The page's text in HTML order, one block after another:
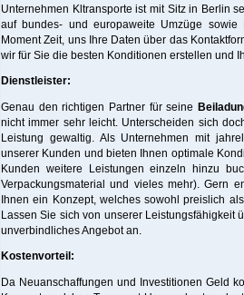
Unternehmen Kltransporte ist mit Sitz in Berlin
auf bundes- und europaweite Umzüge
Moment Zeit, uns Ihre Daten über das
wir für Sie die besten Konditionen erstellen und
Dienstleister:
Genau den richtigen Partner für seine
nicht immer sehr leicht. Unterscheiden sich
Leistung gewaltig. Als Unternehmen mit
unserer Kunden und bieten Ihnen optimale
Kunden weitere Leistungen einzeln hinzu
Verpackungsmaterial und vieles mehr). Gern
Ihnen ein Konzept, welches sowohl preislich
Lassen Sie sich von unserer
unverbindliches Angebot an.
Kostenvorteil:
Da Neuanschaffungen und Investitionen Geld